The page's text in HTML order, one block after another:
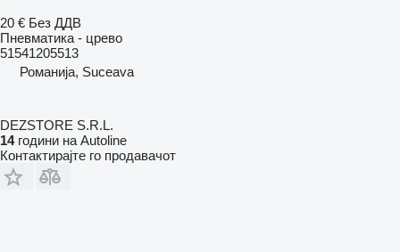
20 € Без ДДВ
Пневматика - црево
51541205513
Романија, Suceava
DEZSTORE S.R.L.
14години на Autoline
Контактирајте го продавачот